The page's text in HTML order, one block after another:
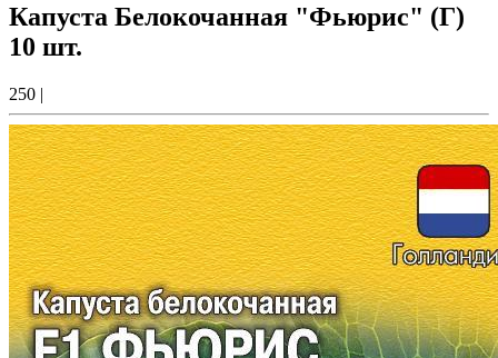
Капуста Белокочанная "Фьюрис" (Г)
10 шт.
250 |